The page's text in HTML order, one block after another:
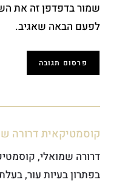
שמור בדפדפן זה את
לפעם הבאה שאגיב.
קוסמטיקאית דרורה
דרורה שמואלי,
בפתרון בעיות עור,